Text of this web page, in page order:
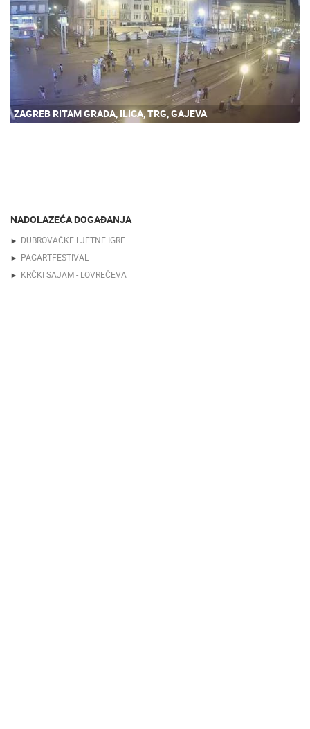
ZAGREB RITAM GRADA, ILICA, TRG, GAJEVA
NADOLAZEĆA DOGAĐANJA
DUBROVAČKE LJETNE IGRE
PAGARTFESTIVAL
KRČKI SAJAM - LOVREČEVA